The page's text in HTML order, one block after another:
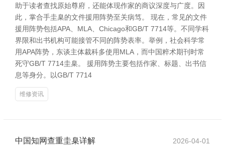
助于读者查找原始尊府，还能体现作家的商议深度与广度。因
此，掌合手圭臬的文件援用阵势至关病笃。 现在，常见的文件
援用阵势包括APA、MLA、Chicago和GB/T 7714等。不同学科
界限和出书机构可能接管不同的阵势表率。举例，社会科学常
用APA阵势，东谈主体裁科多使用MLA，而中国粹术期刊时常
死守GB/T 7714圭臬。 援用阵势主要包括作家、标题、出书信
息等身分。以GB/T 7714
维修资讯
中国知网查重圭臬详解 2026-04-01